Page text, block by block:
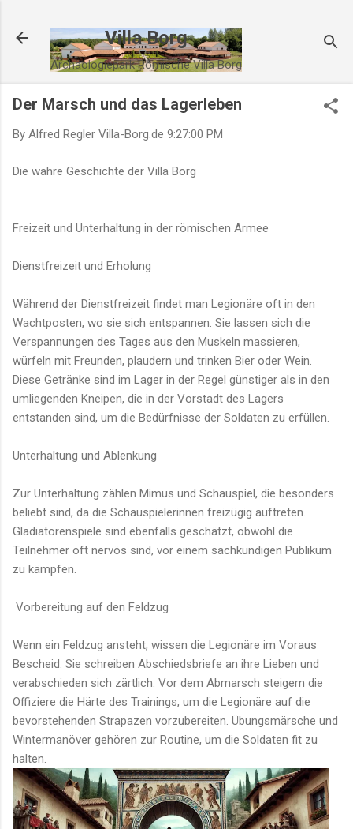
Villa Borg
Archäologiepark Römische Villa Borg
Der Marsch und das Lagerleben
By Alfred Regler Villa-Borg.de 9:27:00 PM
Die wahre Geschichte der Villa Borg
Freizeit und Unterhaltung in der römischen Armee
Dienstfreizeit und Erholung
Während der Dienstfreizeit findet man Legionäre oft in den
Wachtposten, wo sie sich entspannen. Sie lassen sich die
Verspannungen des Tages aus den Muskeln massieren,
würfeln mit Freunden, plaudern und trinken Bier oder Wein.
Diese Getränke sind im Lager in der Regel günstiger als in den
umliegenden Kneipen, die in der Vorstadt des Lagers
entstanden sind, um die Bedürfnisse der Soldaten zu erfüllen.
Unterhaltung und Ablenkung
Zur Unterhaltung zählen Mimus und Schauspiel, die besonders
beliebt sind, da die Schauspielerinnen freizügig auftreten.
Gladiatorenspiele sind ebenfalls geschätzt, obwohl die
Teilnehmer oft nervös sind, vor einem sachkundigen Publikum
zu kämpfen.
Vorbereitung auf den Feldzug
Wenn ein Feldzug ansteht, wissen die Legionäre im Voraus
Bescheid. Sie schreiben Abschiedsbriefe an ihre Lieben und
verabschieden sich zärtlich. Vor dem Abmarsch steigern die
Offiziere die Härte des Trainings, um die Legionäre auf die
bevorstehenden Strapazen vorzubereiten. Übungsmärsche und
Wintermanöver gehören zur Routine, um die Soldaten fit zu
halten.